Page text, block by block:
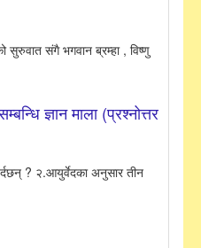
सुरुवात संगै भगवान ब्रम्हा , विष्णु
ज्ञान माला (प्रश्नोत्तर
? २.आयुर्वेदका अनुसार तीन